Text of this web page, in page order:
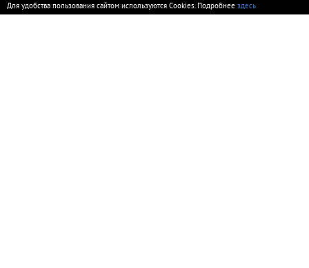
Для удобства пользования сайтом используются Cookies. Подробнее здесь